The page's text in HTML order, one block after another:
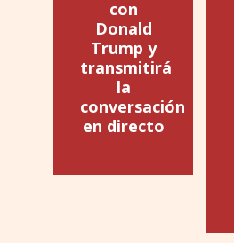
con
Donald
Trump y
transmitirá
la
conversación
en directo